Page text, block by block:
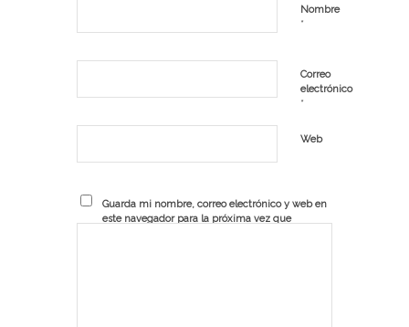
Nombre
*
Correo
electrónico
*
Web
Guarda mi nombre, correo electrónico y web en
este navegador para la próxima vez que